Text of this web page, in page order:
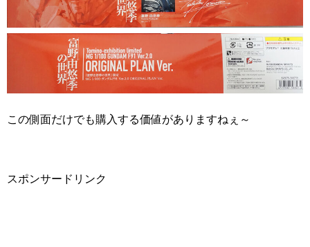
この側面だけでも購入する価値がありますねぇ～
スポンサードリンク